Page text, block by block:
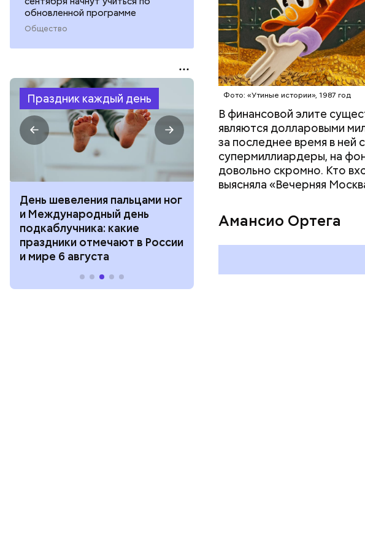
обновленной программе
Общество
Праздник каждый день
День шевеления пальцами ног
и Международный день
подкаблучника: какие
праздники отмечают в России
и мире 6 августа
горизонта и День пьяного
курсанта: какие праздники
отмечают в России и мире 5
Фото: «Утиные истории», 1987 год
В финансовой элите
являются долларовыми
за последнее время в
супермиллиардеры, на
довольно скромно. Кто
выясняла «Вечерняя
Амансио Ортега
Фото: Shutterstock